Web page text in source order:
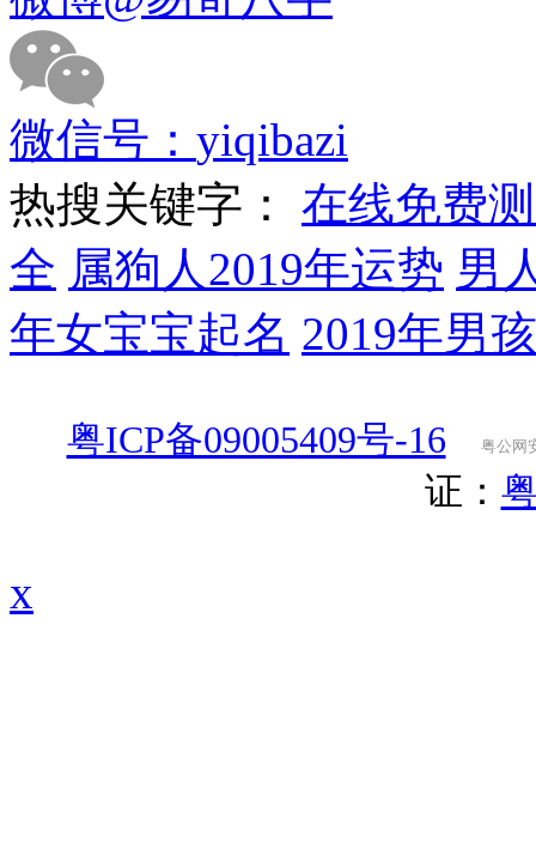
微信号： yiqibazi
热搜关键字： 在线免费
全 属狗人2019年运势 男
年女宝宝起名 2019年男
粤ICP备09005409号-16 粤公网
证：
x